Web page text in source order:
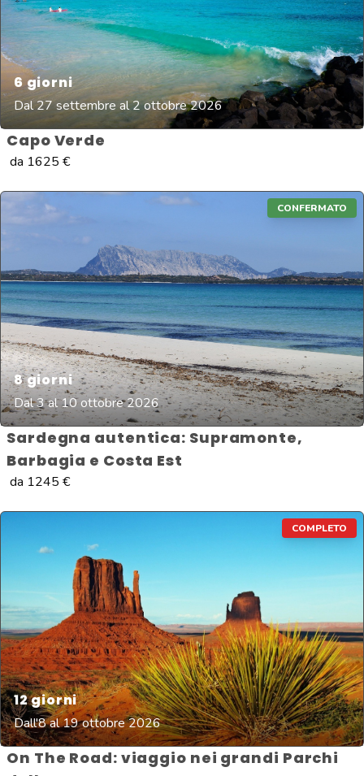
6giorni
Dal 27 settembre al 2 ottobre 2026
Capo Verde
da 1625 €
CONFERMATO
8giorni
Dal 3 al 10 ottobre 2026
Sardegna autentica: Supramonte,
Barbagia e Costa Est
da 1245 €
COMPLETO
12giorni
Dall'8 al 19 ottobre 2026
On The Road: viaggio nei grandi Parchi